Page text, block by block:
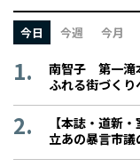
今日 今週 今月
南智子 第一滝
ふれる街づくり
【本誌・道新
立あの暴言市議